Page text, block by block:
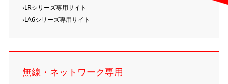
LRシリーズ専用サイト
LA6シリーズ専用サイト
無線・ネットワーク専用